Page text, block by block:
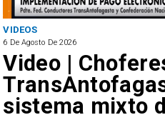
VIDEOS
6 De Agosto De 2026
Video |
sistema mixto